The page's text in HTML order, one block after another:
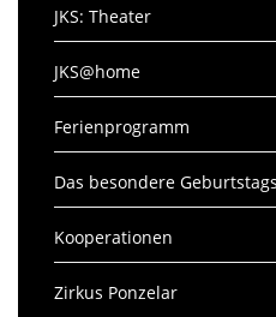
JKS: Theater
JKS@home
Ferienprogramm
Das besondere
Kooperationen
Zirkus Ponzelar